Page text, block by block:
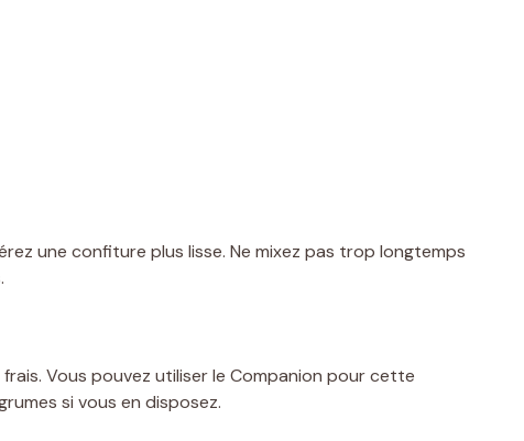
une confiture plus lisse. Ne mixez pas trop longtemps
Vous pouvez utiliser le Companion pour cette
si vous en disposez.